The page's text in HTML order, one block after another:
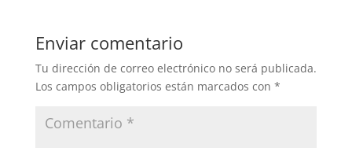
Enviar comentario
Tu dirección de correo electrónico no será publicada.
Los campos obligatorios están marcados con *